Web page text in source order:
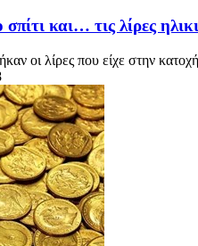
και… τις λίρες
οι λίρες που είχε στην